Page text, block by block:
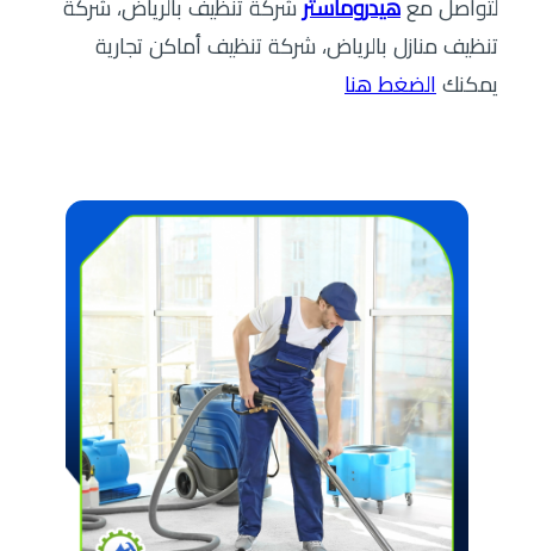
لتواصل مع هيدروماستر شركة تنظيف بالرياض، شركة
تنظيف منازل بالرياض، شركة تنظيف أماكن تجارية
يمكنك الضغط هنا